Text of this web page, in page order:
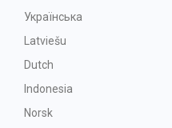
Українська
Latviešu
Dutch
Indonesia
Norsk